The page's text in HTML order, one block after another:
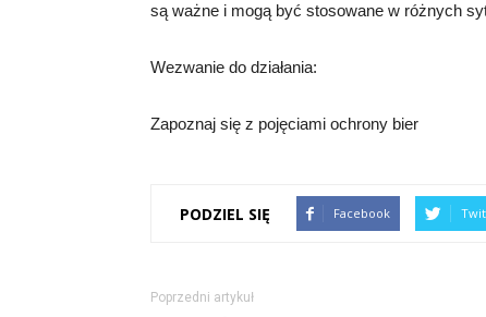
są ważne i mogą być stosowane w różnych
Wezwanie do działania:
Zapoznaj się z pojęciami ochrony bier
PODZIEL SIĘ Facebook
Poprzedni artykuł